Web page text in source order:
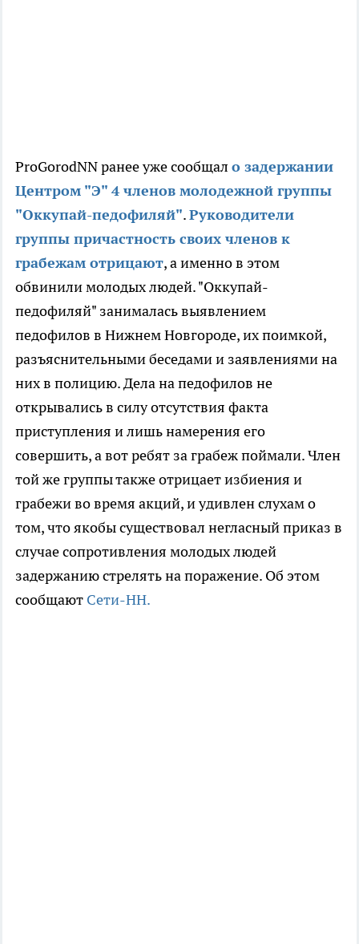
ProGorodNN ранее уже сообщал о задержании
Центром "Э" 4 членов молодежной группы
"Оккупай-педофиляй".Руководители
группы причастность своих членов к
грабежам отрицают, а именно в этом
обвинили молодых людей. "Оккупай-
педофиляй" занималась выявлением
педофилов в Нижнем Новгороде, их поимкой,
разъяснительными беседами и заявлениями на
них в полицию. Дела на педофилов не
открывались в силу отсутствия факта
приступления и лишь намерения его
совершить, а вот ребят за грабеж поймали. Член
той же группы также отрицает избиения и
грабежи во время акций, и удивлен слухам о
том, что якобы существовал негласный приказ в
случае сопротивления молодых людей
задержанию стрелять на поражение. Об этом
сообщают Сети-НН.